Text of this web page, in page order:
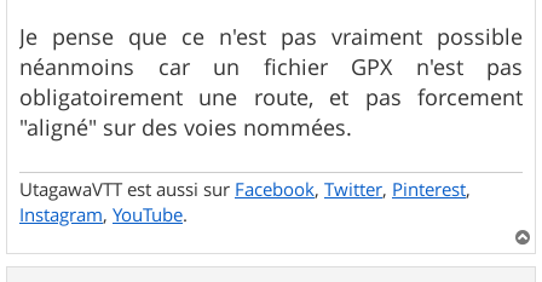
Je pense que ce n'est pas vraiment possible
néanmoins car un fichier GPX n'est pas
obligatoirement une route, et pas forcement
"aligné" sur des voies nommées.
UtagawaVTT est aussi sur Facebook, Twitter, Pinterest,
Instagram, YouTube.
a